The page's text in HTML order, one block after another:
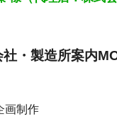
社・製造所案内
画制作